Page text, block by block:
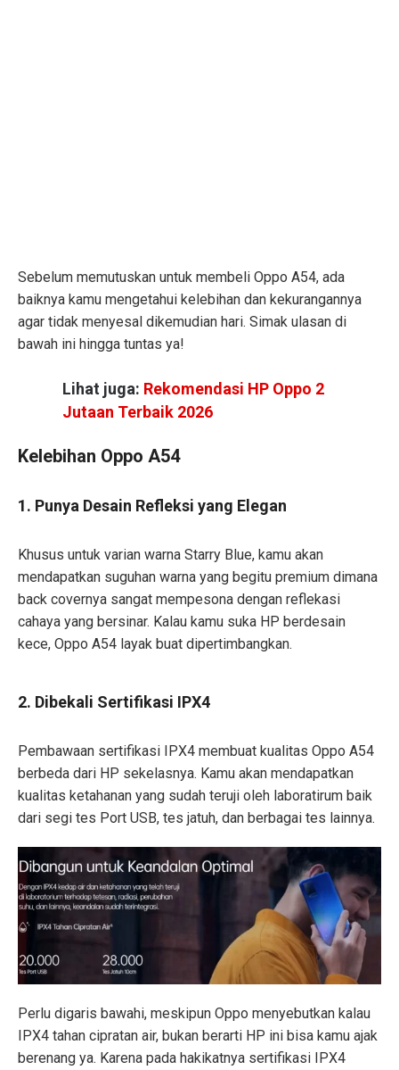
Sebelum memutuskan untuk membeli Oppo A54, ada
baiknya kamu mengetahui kelebihan dan kekurangannya
agar tidak menyesal dikemudian hari. Simak ulasan di
bawah ini hingga tuntas ya!
Lihat juga: Rekomendasi HP Oppo 2
Jutaan Terbaik 2026
Kelebihan Oppo A54
1. Punya Desain Refleksi yang Elegan
Khusus untuk varian warna Starry Blue, kamu akan
mendapatkan suguhan warna yang begitu premium dimana
back covernya sangat mempesona dengan reflekasi
cahaya yang bersinar. Kalau kamu suka HP berdesain
kece, Oppo A54 layak buat dipertimbangkan.
2. Dibekali Sertifikasi IPX4
Pembawaan sertifikasi IPX4 membuat kualitas Oppo A54
berbeda dari HP sekelasnya. Kamu akan mendapatkan
kualitas ketahanan yang sudah teruji oleh laboratirum baik
dari segi tes Port USB, tes jatuh, dan berbagai tes lainnya.
Perlu digaris bawahi, meskipun Oppo menyebutkan kalau
IPX4 tahan cipratan air, bukan berarti HP ini bisa kamu ajak
berenang ya. Karena pada hakikatnya sertifikasi IPX4